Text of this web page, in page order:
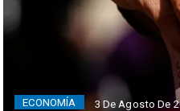
ECONOMÍA 3 De Agosto De